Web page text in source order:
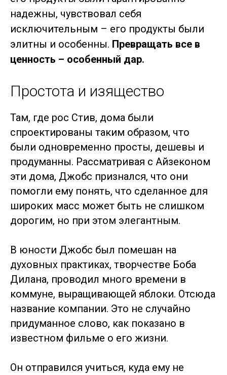
надежны, чувствовал себя
исключительным – его продукты были
элитны и особенны. Превращать все в
ценность – особенный дар.
Простота и изящество
Там, где рос Стив, дома были
спроектированы таким образом, что
были одновременно просты, дешевы и
продуманны. Рассматривая с Айзеконом
эти дома, Джобс признался, что они
помогли ему понять, что сделанное для
широких масс может быть не слишком
дорогим, но при этом элегантным.
В юности Джобс был помешан на
духовных практиках, творчестве Боба
Дилана, проводил много времени в
коммуне, выращивающей яблоки. Отсюда
название компании. Это не случайно
придуманное слово, как показано в
известном фильме о его жизни.
Он отправился учиться, куда ему не